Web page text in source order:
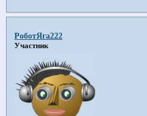
РоботЯга222
Участник